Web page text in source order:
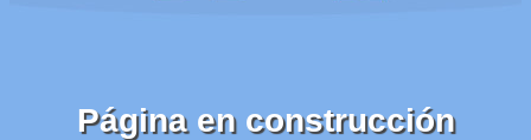
Página en construcción